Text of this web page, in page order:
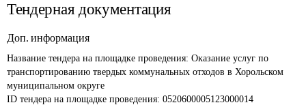
Тендерная документация
Доп. информация
Название тендера на площадке проведения: Оказание услуг по
транспортированию твердых коммунальных отходов в Хорольском
муниципальном округе
ID тендера на площадке проведения: 0520600005123000014